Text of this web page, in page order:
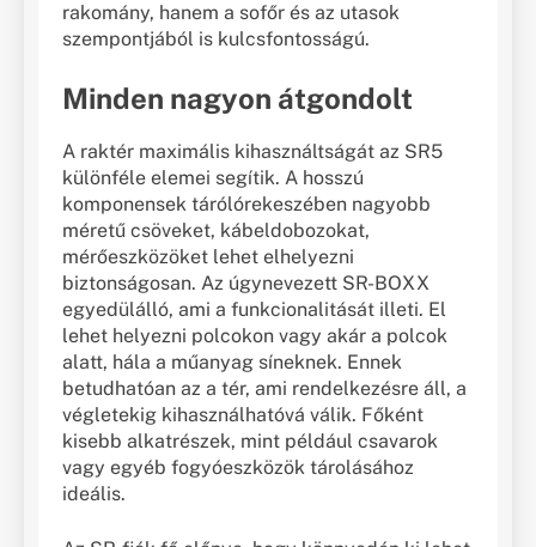
rakomány, hanem a sofőr és az utasok
szempontjából is kulcsfontosságú.
Minden nagyon átgondolt
A raktér maximális kihasználtságát az SR5
különféle elemei segítik. A hosszú
komponensek tárólórekeszében nagyobb
méretű csöveket, kábeldobozokat,
mérőeszközöket lehet elhelyezni
biztonságosan. Az úgynevezett SR-BOXX
egyedülálló, ami a funkcionalitását illeti. El
lehet helyezni polcokon vagy akár a polcok
alatt, hála a műanyag síneknek. Ennek
betudhatóan az a tér, ami rendelkezésre áll, a
végletekig kihasználhatóvá válik. Főként
kisebb alkatrészek, mint például csavarok
vagy egyéb fogyóeszközök tárolásához
ideális.